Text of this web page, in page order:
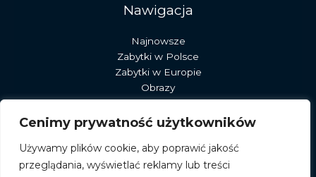
Cenimy prywatność użytkowników
Używamy plików cookie, aby poprawić jakość
przeglądania, wyświetlać reklamy lub treści
Nawigacja
Najnowsze
Zabytki w Polsce
Zabytki w Europie
Obrazy
Rzeźby
Dekoracje
Pracownia stary młyn